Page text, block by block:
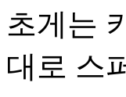
초게는
대로 스